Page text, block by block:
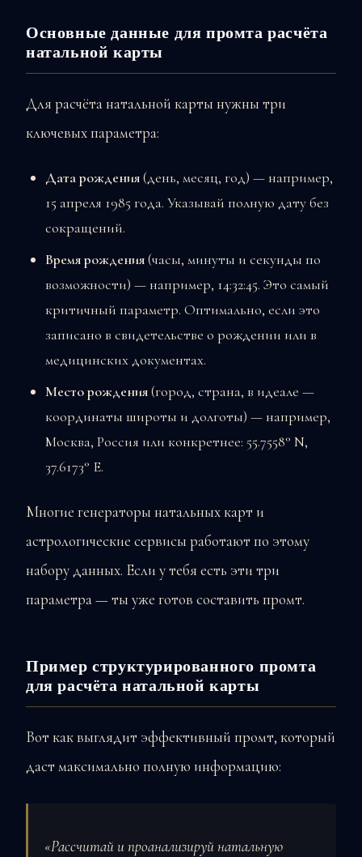
Основные данные для промта расчёта
натальной карты
Для расчёта натальной карты нужны три
ключевых параметра:
Дата рождения(день, месяц, год) — например,
15 апреля 1985 года. Указывай полную дату без
сокращений.
Время рождения(часы, минуты и секунды по
возможности) — например, 14:32:45. Это самый
критичный параметр. Оптимально, если это
записано в свидетельстве о рождении или в
медицинских документах.
Место рождения(город, страна, в идеале —
координаты широты и долготы) — например,
Москва, Россия или конкретнее: 55.7558° N,
37.6173° E.
Многие генераторы натальных карт и
астрологические сервисы работают по этому
набору данных. Если у тебя есть эти три
параметра — ты уже готов составить промт.
Пример структурированного промта
для расчёта натальной карты
Вот как выглядит эффективный промт, который
даст максимально полную информацию:
«Рассчитай и проанализируй натальную